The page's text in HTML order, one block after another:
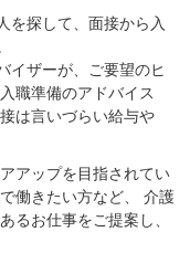
を探して、面接から入
イザーが、ご要望のヒ
職準備のアドバイス
は言いづらい給与や
アップを目指されてい
働きたい方など、 介護
るお仕事をご提案し、